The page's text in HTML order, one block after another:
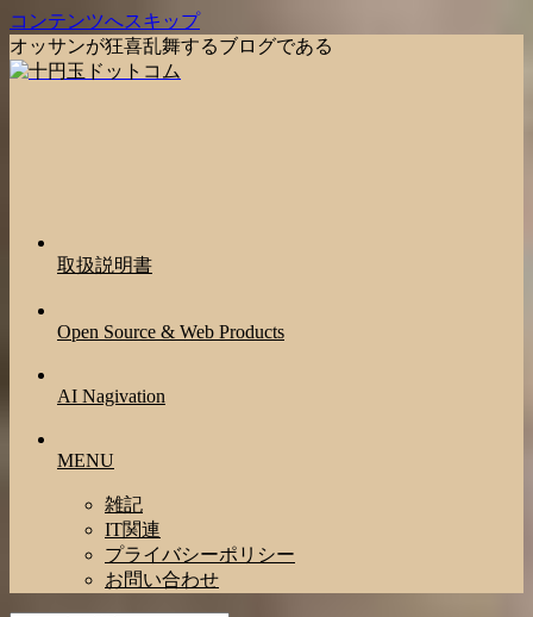
コンテンツへスキップ
オッサンが狂喜乱舞するブログである
取扱説明書
Open Source & Web Products
AI Nagivation
MENU
雑記
IT関連
プライバシーポリシー
お問い合わせ